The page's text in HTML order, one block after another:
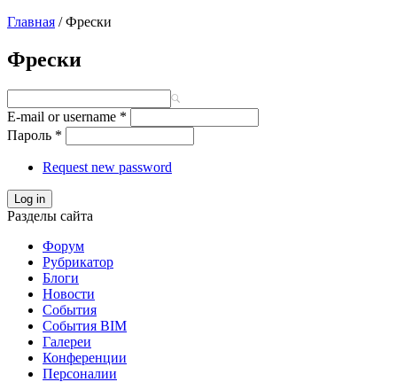
Главная / Фрески
Фрески
E-mail or username *
Пароль *
Request new password
Log in
Разделы сайта
Форум
Рубрикатор
Блоги
Новости
События
События BIM
Галереи
Конференции
Персоналии